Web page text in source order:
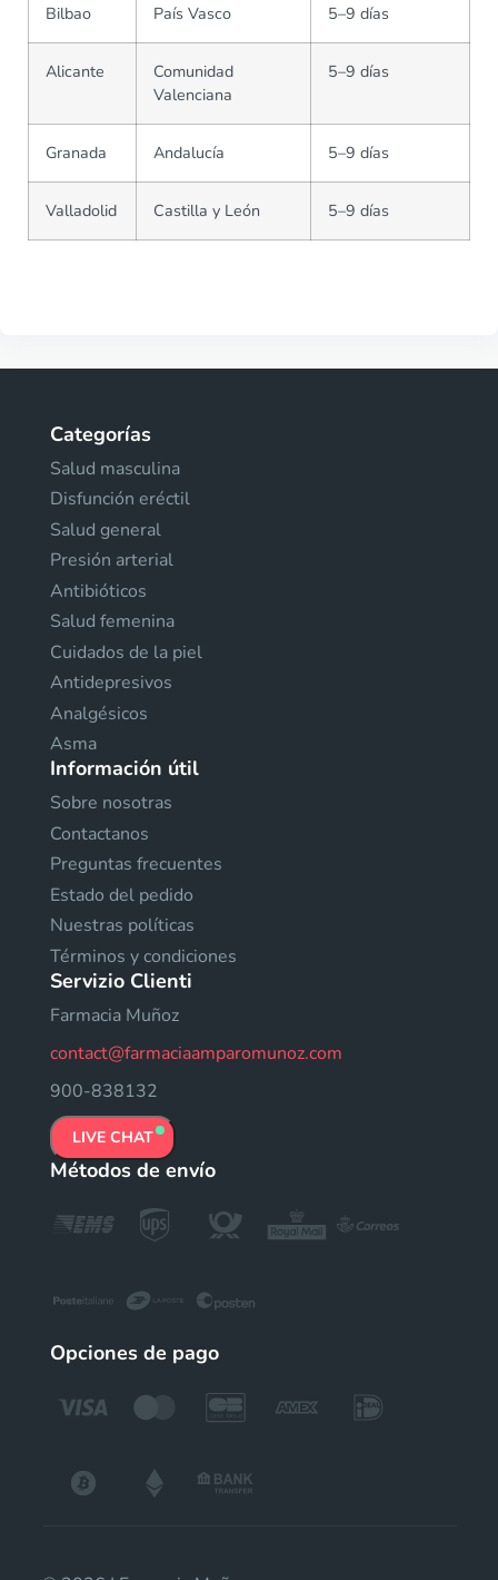
Bilbao País Vasco 5–9 días
Alicante
Comunidad
Valenciana
5–9 días
Granada Andalucía 5–9 días
Valladolid Castilla y León 5–9 días
Categorías
Salud masculina
Disfunción eréctil
Salud general
Presión arterial
Antibióticos
Salud femenina
Cuidados de la piel
Antidepresivos
Analgésicos
Asma
Información útil
Sobre nosotras
Contactanos
Preguntas frecuentes
Estado del pedido
Nuestras políticas
Términos y condiciones
Servizio Clienti
Farmacia Muñoz
contact@farmaciaamparomunoz.com
900-838132
LIVE CHAT
Métodos de envío
Opciones de pago